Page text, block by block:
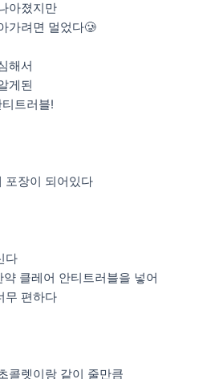
아졌지만
가려면 멀었다🥲
해서
게된
트러블!
포장이 되어있다
다
클레어 안티트러블을 넣어
무 편하다
콜렛이랑 같이 줄만큼